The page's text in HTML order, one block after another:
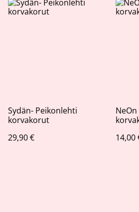
Sydän- Peikonlehti
korvakorut
29,90 €
14,00